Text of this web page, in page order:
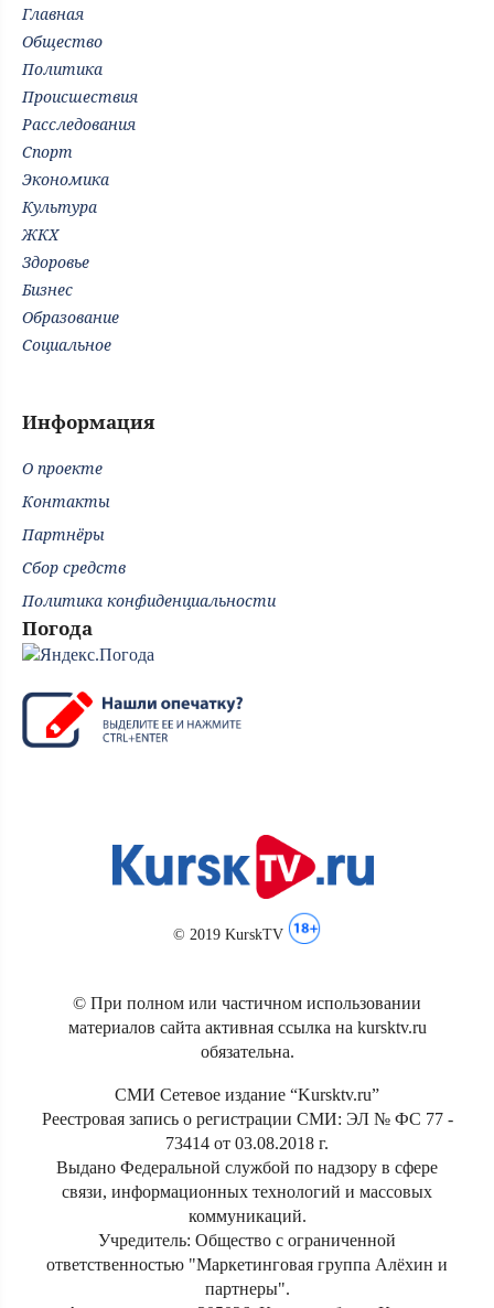
Главная
Общество
Политика
Происшествия
Расследования
Спорт
Экономика
Культура
ЖКХ
Здоровье
Бизнес
Образование
Социальное
Информация
О проекте
Контакты
Партнёры
Сбор средств
Политика конфиденциальности
Погода
© 2019 KurskTV
© При полном или частичном использовании
материалов сайта активная ссылка на kursktv.ru
обязательна.
СМИ Сетевое издание “Kursktv.ru”
Реестровая запись о регистрации СМИ: ЭЛ № ФС 77 -
73414 от 03.08.2018 г.
Выдано Федеральной службой по надзору в сфере
связи, информационных технологий и массовых
коммуникаций.
Учредитель: Общество с ограниченной
ответственностью "Маркетинговая группа Алёхин и
партнеры".